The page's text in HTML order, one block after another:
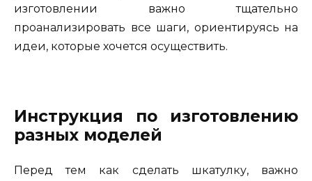
изготовлении важно тщательно
проанализировать все шаги, ориентируясь на
идеи, которые хочется осуществить.
Инструкция по изготовлению
разных моделей
Перед тем как сделать шкатулку, важно